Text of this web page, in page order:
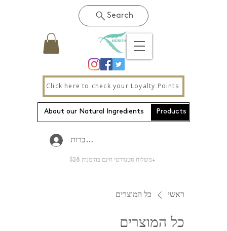
Search
Click here to check your Loyalty Points
About our Natural Ingredients Products
להתחברות
משלוח סטנדרטי חינם בהזמנות $28+
ראשי כל המוצרים
כל המוצרים